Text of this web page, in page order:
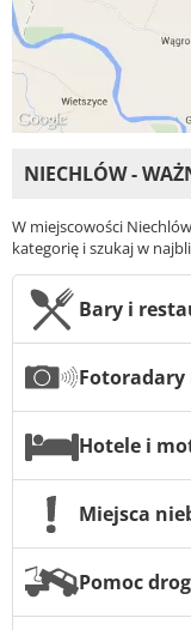
NIECHLÓW -
W miejscowości
kategorię i szukaj w
Bary i
Hotele i
Miejsca
Pomoc